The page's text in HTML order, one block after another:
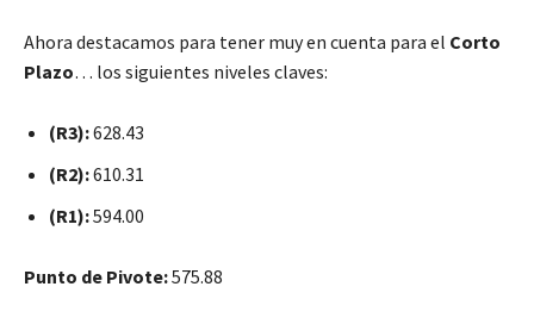
Ahora destacamos para tener muy en cuenta para el Corto
Plazo… los siguientes niveles claves:
(R3):628.43
(R2):610.31
(R1):594.00
Punto de Pivote:575.88